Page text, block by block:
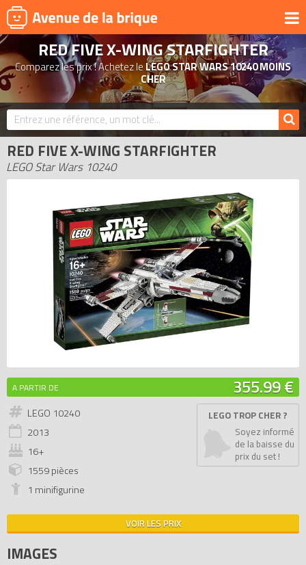
UNIVERS
PRODUITS DÉRIVÉS
NOUVEAUTÉS
LEGO 2026
BONS PLANS
ASSOCIATIONS DE FANS
EXPOSITIONS LEGO
LEGO LES PLUS CHERS
DERNIERS LEGO AJOUTÉS
RED FIVE X-WING STARFIGHTER
Comparez les prix ! Achetez le LEGO STAR WARS 10240 MOINS
CHER
RED FIVE X-WING STARFIGHTER
LEGO Star Wars 10240
A PARTIR DE 355.99 €
LEGO 10240
2013
16+
1559 pièces
1 minifigurine
LEGO TROP CHER ?
Soyez informé
de la baisse du
prix du set !
VOIR LES PRIX
IMAGES